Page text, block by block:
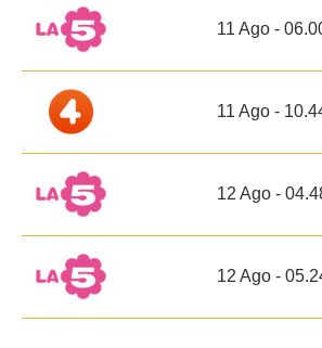
11 Ago -
11 Ago -
12 Ago -
12 Ago -